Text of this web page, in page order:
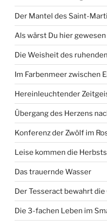
Der Mantel des Saint-
Als wärst Du hier gewesen
Die Weisheit des
Im Farbenmeer zwischen
Hereinleuchtender
Übergang des Herzens
Konferenz der Zwölf im
Leise kommen die
Das trauernde Wasser
Der Tesseract bewahrt die
Die 3-fachen Leben im